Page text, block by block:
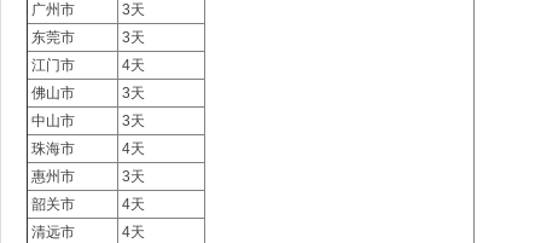
广州市
3天
东莞市
3天
江门市
4天
佛山市
3天
中山市
3天
珠海市
4天
惠州市
3天
韶关市
4天
清远市
4天